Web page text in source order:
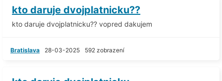
kto daruje dvojplatnicku??
kto daruje dvojplatnicku?? vopred dakujem
Bratislava 28-03-2025 592 zobrazení